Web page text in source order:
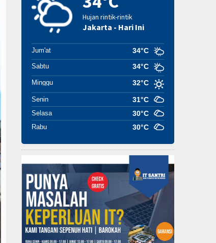
Hujan rintik-rintik
Jakarta - Hari Ini
Jum'at 34°C
Sabtu 34°C
Minggu 32°C
Senin 31°C
Selasa 30°C
Rabu 30°C